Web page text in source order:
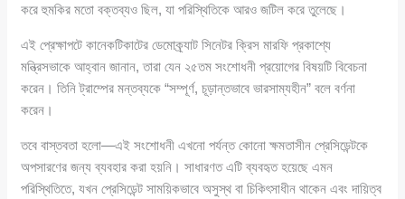
করে হুমকির মতো বক্তব্যও ছিল, যা পরিস্থিতিকে আরও জটিল করে তুলেছে।
এই প্রেক্ষাপটে কানেকটিকাটের ডেমোক্র্যাট সিনেটর ক্রিস মারফি প্রকাশ্যে
মন্ত্রিসভাকে আহ্বান জানান, তারা যেন ২৫তম সংশোধনী প্রয়োগের বিষয়টি বিবেচনা
করেন। তিনি ট্রাম্পের মন্তব্যকে “সম্পূর্ণ, চূড়ান্তভাবে ভারসাম্যহীন” বলে বর্ণনা
করেন।
তবে বাস্তবতা হলো—এই সংশোধনী এখনো পর্যন্ত কোনো ক্ষমতাসীন প্রেসিডেন্টকে
অপসারণের জন্য ব্যবহার করা হয়নি। সাধারণত এটি ব্যবহৃত হয়েছে এমন
পরিস্থিতিতে, যখন প্রেসিডেন্ট সাময়িকভাবে অসুস্থ বা চিকিৎসাধীন থাকেন এবং দায়িত্ব